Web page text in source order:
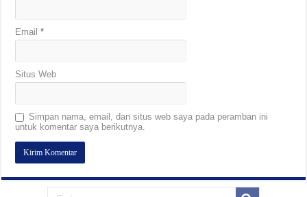
Email*
Situs Web
Simpan nama, email, dan situs web saya pada peramban ini
untuk komentar saya berikutnya.